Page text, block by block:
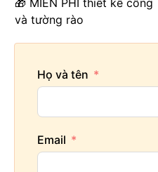
và tường rào
Họ và tên
Email